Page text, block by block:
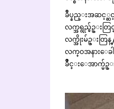
ခ်ဳပ္နည္းအဆင့္
လက္အရွည္မ်ဥ္းတ
လက္အိုးမ်ဥ္းတြန္႔
လက္ဝအနားေခါ
ခ်ဳိင္းေအာက္မ်ဥ္း